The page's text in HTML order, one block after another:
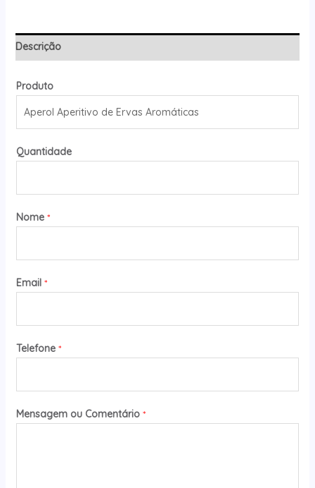
Descrição
Produto
Quantidade
Nome *
Email *
Telefone *
Mensagem ou Comentário *